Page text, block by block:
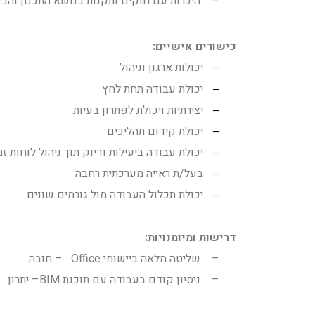
כישורים אישיים:
– יכולות ארגון וניהול
– יכולת עבודה תחת לחץ
– יצירתיות ויכולת לפתרון בעיות
– יכולת קידום תהליכים
– יכולת עבודה ביעילות ודיוק תוך ניהול לוחות
– בעל/ת ראייה מערכתית רחבה
– יכולת תכלול העבודה מול גורמים שונים
דרישות ומיומנויות:
–
שליטה מלאה ביישומי Office – חובה.
–
ניסיון קודם בעבודה עם תוכנת BIM– יתרון